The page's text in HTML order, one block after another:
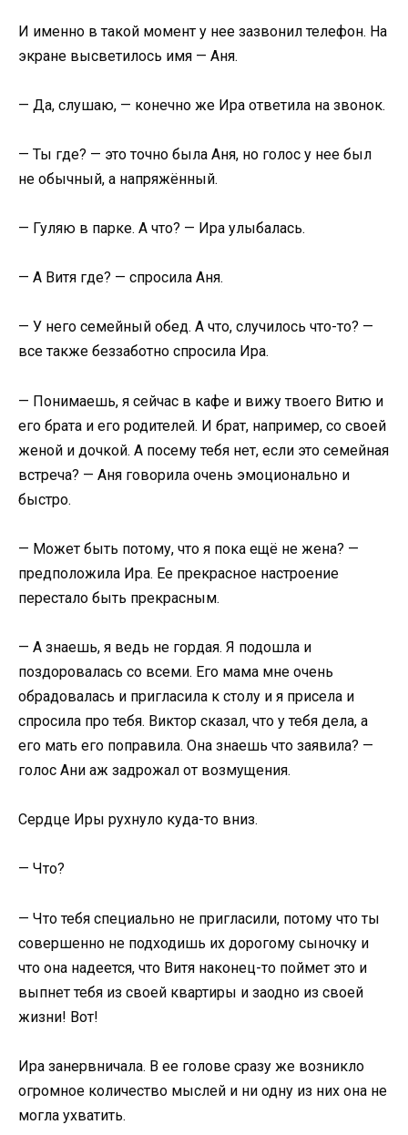
И именно в такой момент у нее зазвонил телефон. На
экране высветилось имя — Аня.
— Да, слушаю, — конечно же Ира ответила на звонок.
— Ты где? — это точно была Аня, но голос у нее был
не обычный, а напряжённый.
— Гуляю в парке. А что? — Ира улыбалась.
— А Витя где? — спросила Аня.
— У него семейный обед. А что, случилось что-то? —
все также беззаботно спросила Ира.
— Понимаешь, я сейчас в кафе и вижу твоего Витю и
его брата и его родителей. И брат, например, со своей
женой и дочкой. А посему тебя нет, если это семейная
встреча? — Аня говорила очень эмоционально и
быстро.
— Может быть потому, что я пока ещё не жена? —
предположила Ира. Ее прекрасное настроение
перестало быть прекрасным.
— А знаешь, я ведь не гордая. Я подошла и
поздоровалась со всеми. Его мама мне очень
обрадовалась и пригласила к столу и я присела и
спросила про тебя. Виктор сказал, что у тебя дела, а
его мать его поправила. Она знаешь что заявила? —
голос Ани аж задрожал от возмущения.
Сердце Иры рухнуло куда-то вниз.
— Что?
— Что тебя специально не пригласили, потому что ты
совершенно не подходишь их дорогому сыночку и
что она надеется, что Витя наконец-то поймет это и
выпнет тебя из своей квартиры и заодно из своей
жизни! Вот!
Ира занервничала. В ее голове сразу же возникло
огромное количество мыслей и ни одну из них она не
могла ухватить.